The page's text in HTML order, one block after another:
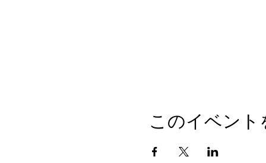
このイベント